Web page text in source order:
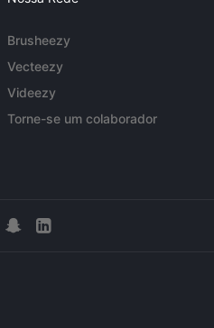
Brusheezy
Vecteezy
Videezy
Torne-se um colaborador